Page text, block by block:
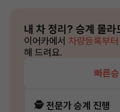
내 차 정리? 승계 몰라
이어카에서 차량등록부
해 드려요.
빠른
🕵️ 전문가 승계 진행